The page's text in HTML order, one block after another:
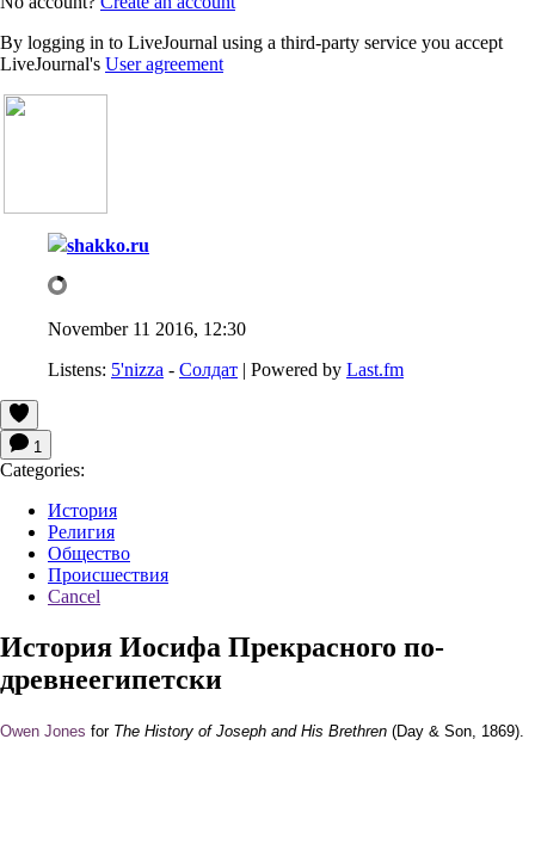
By logging in to LiveJournal using a third-party service you accept
LiveJournal's User agreement
shakko.ru
November 11 2016, 12:30
Listens: 5'nizza - Солдат | Powered by Last.fm
1
Categories:
История
Религия
Общество
Происшествия
Cancel
История Иосифа Прекрасного по-
древнеегипетски
Owen Jones for The History of Joseph and His Brethren (Day & Son, 1869).